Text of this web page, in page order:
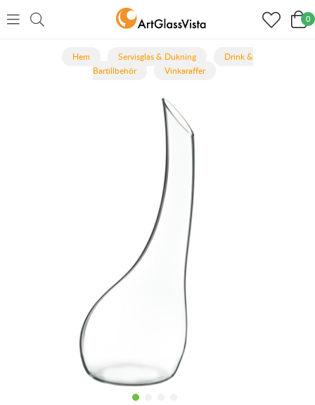
0
Hem Servisglas & Dukning
Drink &
Bartillbehör
Vinkaraffer